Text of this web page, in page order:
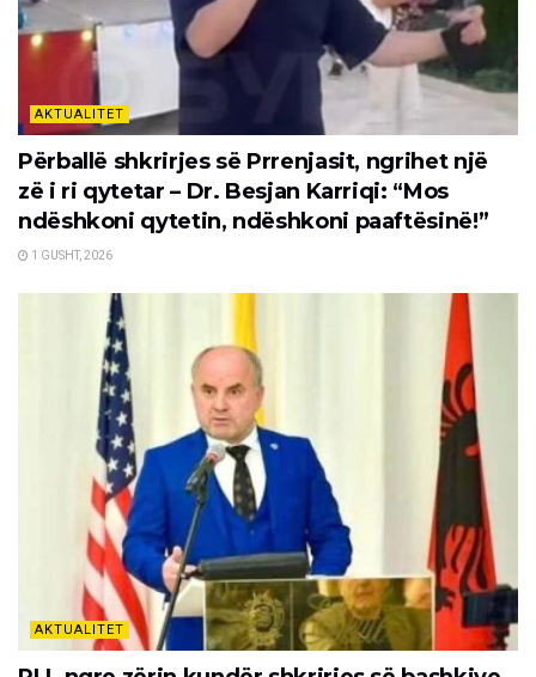
AKTUALITET
Përballë shkrirjes së Prrenjasit, ngrihet një
zë i ri qytetar – Dr. Besjan Karriqi: “Mos
ndëshkoni qytetin, ndëshkoni paaftësinë!”
1 GUSHT, 2026
AKTUALITET